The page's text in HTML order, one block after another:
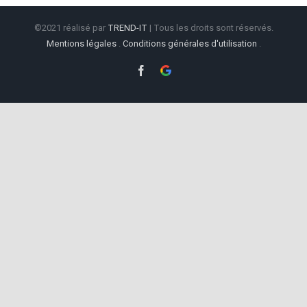
©2021 réalisé par TREND-IT | Tous les droits sont réservés.
Mentions légales. Conditions générales d'utilisation .
Facebook
Google